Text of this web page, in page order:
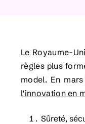
Le Royaume-
règles plus
model. En
l'innovation en
Sûreté,